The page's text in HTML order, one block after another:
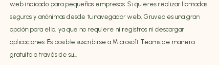
web indicado para pequeñas empresas. Si quieres realizar llamadas
seguras y anónimas desde tu navegador web, Gruveo es una gran
opción para ello, ya que no requiere ni registros ni descargar
aplicaciones. Es posible suscribirse a Microsoft Teams de manera
gratuita a través de su...